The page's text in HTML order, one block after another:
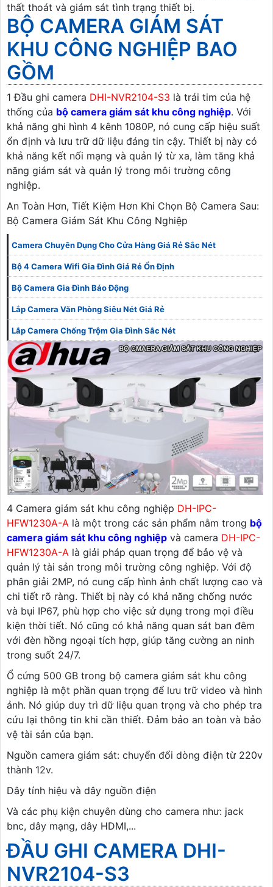
thất thoát và giám sát tình trạng thiết bị.
BỘ CAMERA GIÁM SÁT
KHU CÔNG NGHIỆP BAO
GỒM
1 Đầu ghi camera DHI-NVR2104-S3 là trái tim của hệ
thống của bộ camera giám sát khu công nghiệp. Với
khả năng ghi hình 4 kênh 1080P, nó cung cấp hiệu suất
ổn định và lưu trữ dữ liệu đáng tin cậy. Thiết bị này có
khả năng kết nối mạng và quản lý từ xa, làm tăng khả
năng giám sát và quản lý trong môi trường công
nghiệp.
An Toàn Hơn, Tiết Kiệm Hơn Khi Chọn Bộ Camera Sau:
Bộ Camera Giám Sát Khu Công Nghiệp
Camera Chuyên Dụng Cho Cửa Hàng Giá Rẻ Sắc Nét
Bộ 4 Camera Wifi Gia Đình Giá Rẻ Ổn Định
Bộ Camera Gia Đình Báo Động
Lắp Camera Văn Phòng Siêu Nét Giá Rẻ
Lắp Camera Chống Trộm Gia Đình Sắc Nét
4 Camera giám sát khu công nghiệp DH-IPC-
HFW1230A-A là một trong các sản phẩm nằm trong bộ
camera giám sát khu công nghiệp và camera DH-IPC-
HFW1230A-A là giải pháp quan trọng để bảo vệ và
quản lý tài sản trong môi trường công nghiệp. Với độ
phân giải 2MP, nó cung cấp hình ảnh chất lượng cao và
chi tiết rõ ràng. Thiết bị này có khả năng chống nước
và bụi IP67, phù hợp cho việc sử dụng trong mọi điều
kiện thời tiết. Nó cũng có khả năng quan sát ban đêm
với đèn hồng ngoại tích hợp, giúp tăng cường an ninh
trong suốt 24/7.
Ổ cứng 500 GB trong bộ camera giám sát khu công
nghiệp là một phần quan trọng để lưu trữ video và hình
ảnh. Nó giúp duy trì dữ liệu quan trọng và cho phép tra
cứu lại thông tin khi cần thiết. Đảm bảo an toàn và bảo
vệ tài sản của bạn.
Nguồn camera giám sát: chuyển đổi dòng điện từ 220v
thành 12v.
Dây tính hiệu và dây nguồn điện
Và các phụ kiện chuyên dùng cho camera như: jack
bnc, dây mạng, dây HDMI,...
ĐẦU GHI CAMERA DHI-
NVR2104-S3